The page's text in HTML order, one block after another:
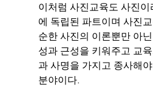
이처럼 사진교육도 사진
에 독립된 파트이며 사진
순한 사진의 이론뿐만 아
성과 근성을 키워주고 교
과 사명을 가지고 종사해
분야이다.